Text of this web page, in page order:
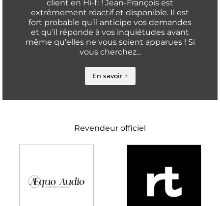
client en Hi-fi ! Jean-François est
extrêmement réactif et disponible. Il est
fort probable qu’il anticipe vos demandes
et qu’il réponde à vos inquiétudes avant
même qu’elles ne vous soient apparues ! Si
vous cherchez...
En savoir +
Revendeur officiel